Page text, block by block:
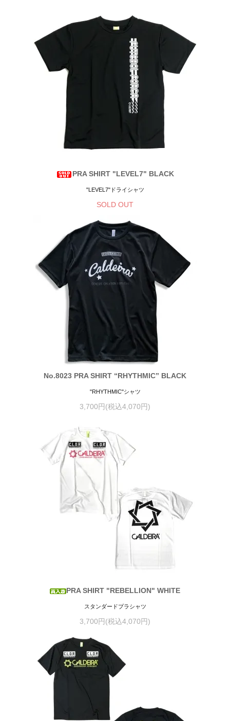
PRA SHIRT "LEVEL7" BLACK
"LEVEL7"ドライシャツ
SOLD OUT
No.8023 PRA SHIRT “RHYTHMIC” BLACK
"RHYTHMIC"シャツ
3,700円(税込4,070円)
PRA SHIRT "REBELLION" WHITE
スタンダードプラシャツ
3,700円(税込4,070円)